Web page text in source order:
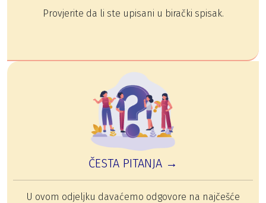
Provjerite da li ste upisani u birački spisak.
ČESTA PITANJA →
U ovom odjeljku davaćemo odgovore na najčešće